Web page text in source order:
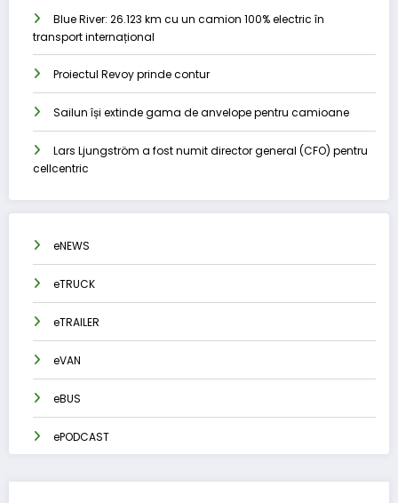
Blue River: 26.123 km cu un camion 100% electric în
transport internațional
Proiectul Revoy prinde contur
Sailun își extinde gama de anvelope pentru camioane
Lars Ljungström a fost numit director general (CFO) pentru
cellcentric
eNEWS
eTRUCK
eTRAILER
eVAN
eBUS
ePODCAST